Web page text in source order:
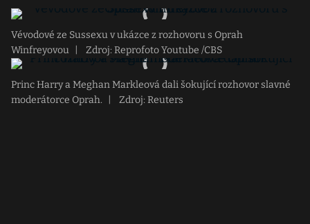
Vévodové ze Sussexu v ukázce z rozhovoru s Oprah
Winfreyovou
Zdroj: Reprofoto Youtube /CBS
Princ Harry a Meghan Markleová dali šokující rozhovor slavné
moderátorce Oprah.
Zdroj: Reuters